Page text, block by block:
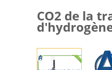
CO2 de la